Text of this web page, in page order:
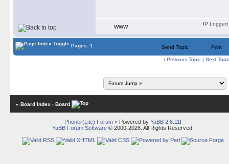
WWW
IP Logged
Pages: 1 Send Topic Print
‹ Previous Topic | Next
« Board Index ‹ Board
Phoner(Lite) Forum» Powered by YaBB 2.6.11 !
YaBB Forum Software© 2000-2026. All Rights Reserved.